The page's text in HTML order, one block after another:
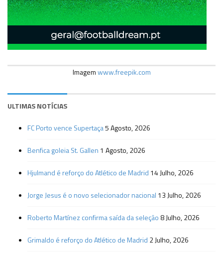
Imagemwww.freepik.com
ULTIMAS NOTÍCIAS
FC Porto vence Supertaça5 Agosto, 2026
Benfica goleia St. Gallen 1 Agosto, 2026
Hjulmand é reforço do Atlético de Madrid 14 Julho, 2026
Jorge Jesus é o novo selecionador nacional 13 Julho, 2026
Roberto Martínez confirma saída da seleção 8 Julho, 2026
Grimaldo é reforço do Atlético de Madrid 2 Julho, 2026